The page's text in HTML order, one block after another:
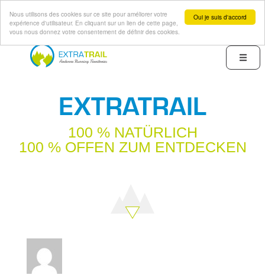
Oui je suis d'accord
Nous utilisons des cookies sur ce site pour améliorer votre
expérience d'utilisateur. En cliquant sur un lien de cette page,
vous nous donnez votre consentement de définir des cookies.
Direkt
Menu
EXTRATRAIL
100 % NATÜRLICH
100 % OFFEN ZUM ENTDECKEN